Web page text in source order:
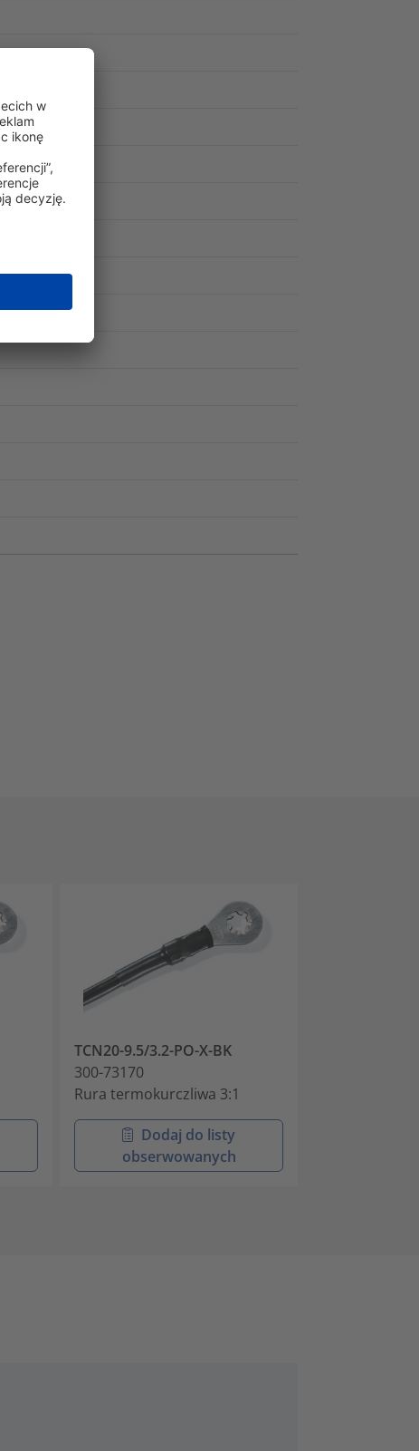
TCN20-9.5/3.2-PO-X-BK
300-73170
Rura termokurczliwa 3:1
Dodaj do listy
obserwowanych